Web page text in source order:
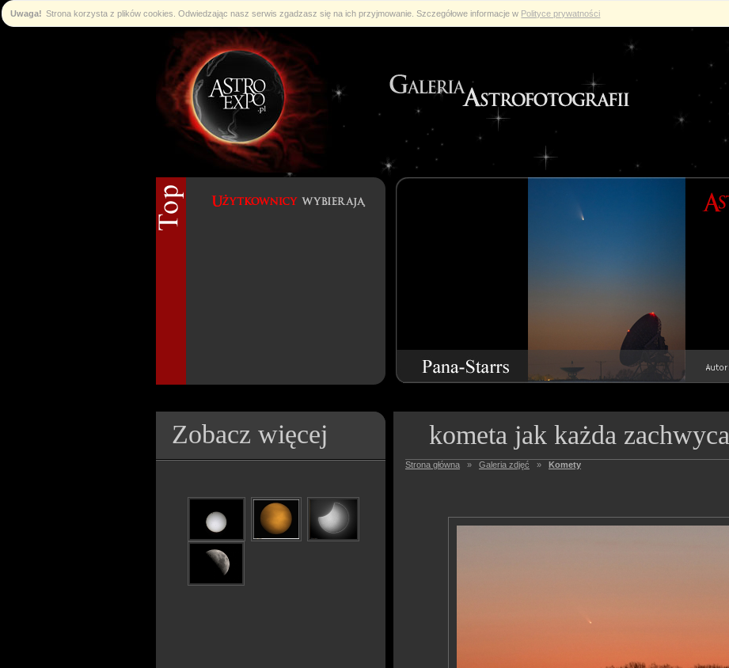
Uwaga! Strona korzysta z plików cookies. Odwiedzając nasz serwis zgadzasz się na ich przyjmowanie. Szczegółowe informacje w Polityce prywatności
Zobacz więcej kometa jak każda zachwyca
Strona główna » Galeria zdjęć » Komety